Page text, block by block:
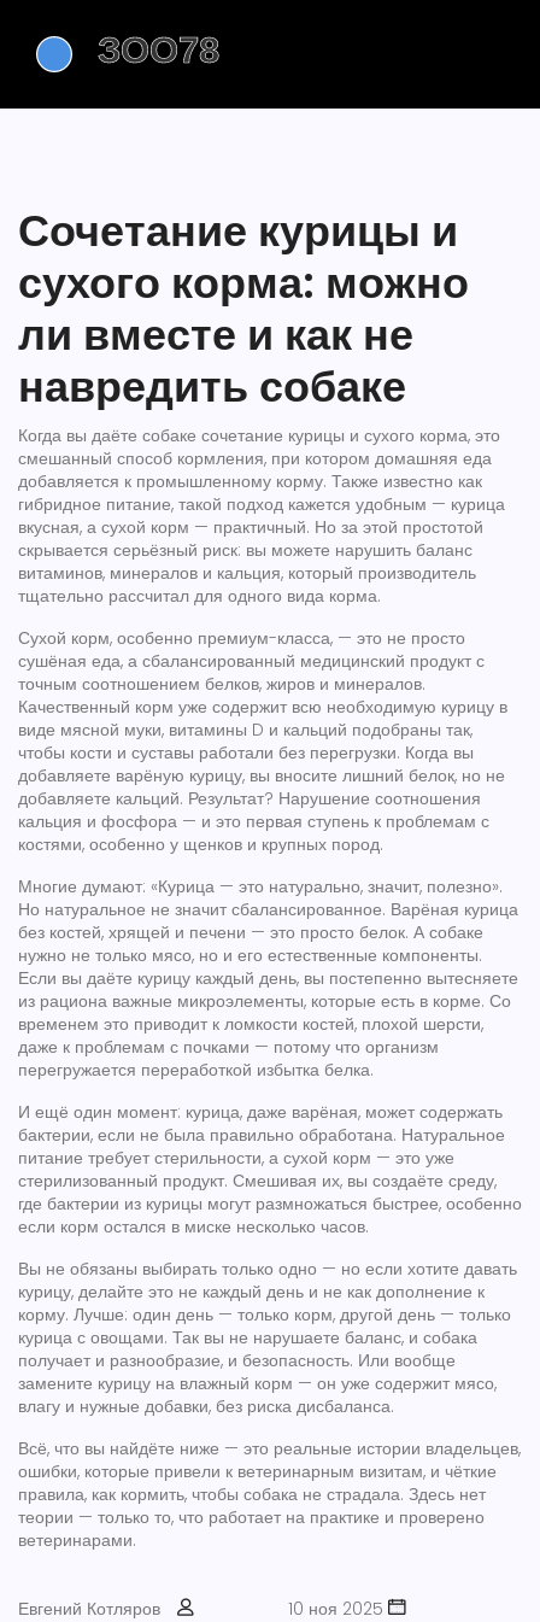
Сочетание курицы и
сухого корма: можно
ли вместе и как не
навредить собаке
Когда вы даёте собаке сочетание курицы и сухого корма, это
смешанный способ кормления, при котором домашняя еда
добавляется к промышленному корму. Также известно как
гибридное питание, такой подход кажется удобным — курица
вкусная, а сухой корм — практичный. Но за этой простотой
скрывается серьёзный риск: вы можете нарушить баланс
витаминов, минералов и кальция, который производитель
тщательно рассчитал для одного вида корма.
Сухой корм, особенно премиум-класса, — это не просто
сушёная еда, а сбалансированный медицинский продукт с
точным соотношением белков, жиров и минералов.
Качественный корм уже содержит всю необходимую курицу в
виде мясной муки, витамины D и кальций подобраны так,
чтобы кости и суставы работали без перегрузки. Когда вы
добавляете варёную курицу, вы вносите лишний белок, но не
добавляете кальций. Результат? Нарушение соотношения
кальция и фосфора — и это первая ступень к проблемам с
костями, особенно у щенков и крупных пород.
Многие думают: «Курица — это натурально, значит, полезно».
Но натуральное не значит сбалансированное. Варёная курица
без костей, хрящей и печени — это просто белок. А собаке
нужно не только мясо, но и его естественные компоненты.
Если вы даёте курицу каждый день, вы постепенно вытесняете
из рациона важные микроэлементы, которые есть в корме. Со
временем это приводит к ломкости костей, плохой шерсти,
даже к проблемам с почками — потому что организм
перегружается переработкой избытка белка.
И ещё один момент: курица, даже варёная, может содержать
бактерии, если не была правильно обработана. Натуральное
питание требует стерильности, а сухой корм — это уже
стерилизованный продукт. Смешивая их, вы создаёте среду,
где бактерии из курицы могут размножаться быстрее, особенно
если корм остался в миске несколько часов.
Вы не обязаны выбирать только одно — но если хотите давать
курицу, делайте это не каждый день и не как дополнение к
корму. Лучше: один день — только корм, другой день — только
курица с овощами. Так вы не нарушаете баланс, и собака
получает и разнообразие, и безопасность. Или вообще
замените курицу на влажный корм — он уже содержит мясо,
влагу и нужные добавки, без риска дисбаланса.
Всё, что вы найдёте ниже — это реальные истории владельцев,
ошибки, которые привели к ветеринарным визитам, и чёткие
правила, как кормить, чтобы собака не страдала. Здесь нет
теории — только то, что работает на практике и проверено
ветеринарами.
Евгений Котляров
10 ноя 2025